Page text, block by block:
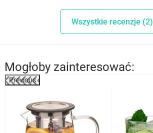
Wszystkie recenzje (2)
Mogłoby zainteresować:
Previous